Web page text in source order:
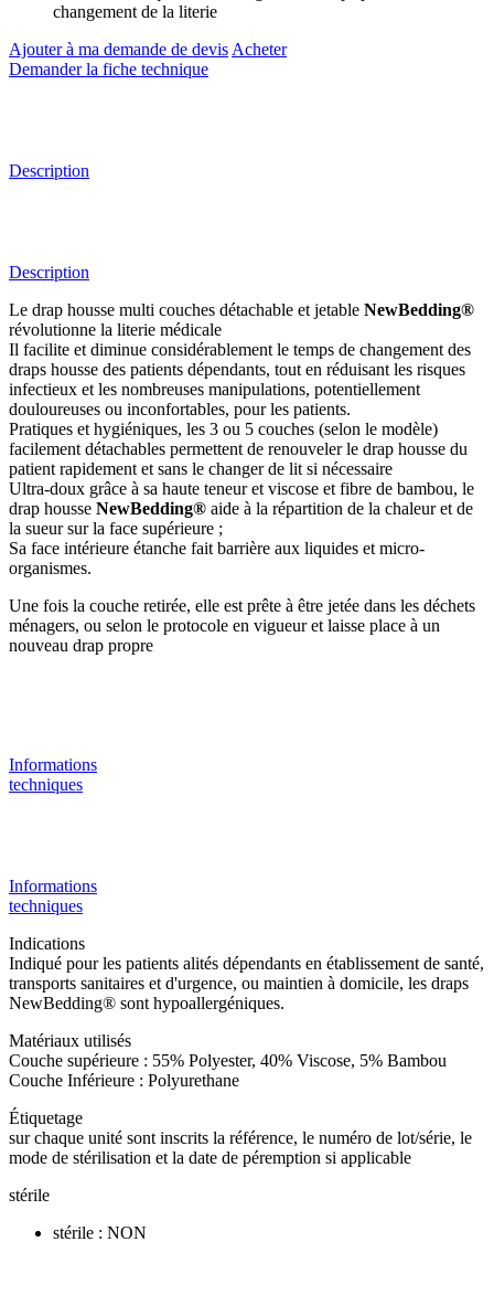
changement de la literie
Ajouter à ma demande de devis Acheter
Demander la fiche technique
Description
Description
Le drap housse multi couches détachable et jetable NewBedding®
révolutionne la literie médicale
Il facilite et diminue considérablement le temps de changement des
draps housse des patients dépendants, tout en réduisant les risques
infectieux et les nombreuses manipulations, potentiellement
douloureuses ou inconfortables, pour les patients.
Pratiques et hygiéniques, les 3 ou 5 couches (selon le modèle)
facilement détachables permettent de renouveler le drap housse du
patient rapidement et sans le changer de lit si nécessaire
Ultra-doux grâce à sa haute teneur et viscose et fibre de bambou, le
drap housse NewBedding® aide à la répartition de la chaleur et de
la sueur sur la face supérieure ;
Sa face intérieure étanche fait barrière aux liquides et micro-
organismes.
Une fois la couche retirée, elle est prête à être jetée dans les déchets
ménagers, ou selon le protocole en vigueur et laisse place à un
nouveau drap propre
Informations
techniques
Informations
techniques
Indications
Indiqué pour les patients alités dépendants en établissement de santé,
transports sanitaires et d'urgence, ou maintien à domicile, les draps
NewBedding® sont hypoallergéniques.
Matériaux utilisés
Couche supérieure : 55% Polyester, 40% Viscose, 5% Bambou
Couche Inférieure : Polyurethane
Étiquetage
sur chaque unité sont inscrits la référence, le numéro de lot/série, le
mode de stérilisation et la date de péremption si applicable
stérile
stérile : NON